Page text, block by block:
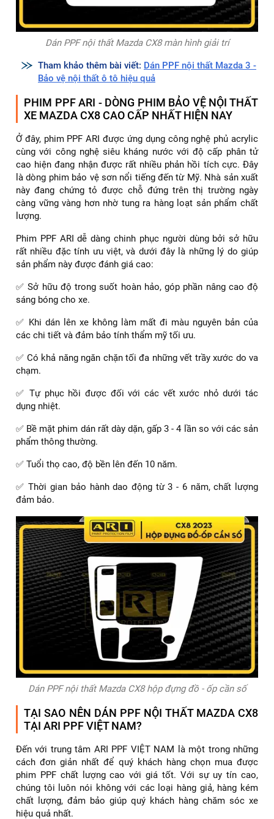
Dán PPF nội thất Mazda CX8 màn hình giải trí
Tham khảo thêm bài viết: Dán PPF nội thất Mazda 3 -
Bảo vệ nội thất ô tô hiệu quả
PHIM PPF ARI - DÒNG PHIM BẢO VỆ NỘI THẤT
XE MAZDA CX8 CAO CẤP NHẤT HIỆN NAY
Ở đây, phim PPF ARI được ứng dụng công nghệ phủ acrylic
cùng với công nghệ siêu kháng nước với độ cấp phân tử
cao hiện đang nhận được rất nhiều phản hồi tích cực. Đây
là dòng phim bảo vệ sơn nổi tiếng đến từ Mỹ. Nhà sản xuất
này đang chứng tỏ được chỗ đứng trên thị trường ngày
càng vững vàng hơn nhờ tung ra hàng loạt sản phẩm chất
lượng.
Phim PPF ARI dễ dàng chinh phục người dùng bởi sở hữu
rất nhiều đặc tính ưu việt, và dưới đây là những lý do giúp
sản phẩm này được đánh giá cao:
✅ Sở hữu độ trong suốt hoàn hảo, góp phần nâng cao độ
sáng bóng cho xe.
✅ Khi dán lên xe không làm mất đi màu nguyên bản của
các chi tiết và đảm bảo tính thẩm mỹ tối ưu.
✅ Có khả năng ngăn chặn tối đa những vết trầy xước do va
chạm.
✅ Tự phục hồi được đối với các vết xước nhỏ dưới tác
dụng nhiệt.
✅ Bề mặt phim dán rất dày dặn, gấp 3 - 4 lần so với các sản
phẩm thông thường.
✅ Tuổi thọ cao, độ bền lên đến 10 năm.
✅ Thời gian bảo hành dao động từ 3 - 6 năm, chất lượng
đảm bảo.
Dán PPF nội thất Mazda CX8 hộp đựng đồ - ốp cần số
TẠI SAO NÊN DÁN PPF NỘI THẤT MAZDA CX8
TẠI ARI PPF VIỆT NAM?
Đến với trung tâm ARI PPF VIỆT NAM là một trong những
cách đơn giản nhất để quý khách hàng chọn mua được
phim PPF chất lượng cao với giá tốt. Với sự uy tín cao,
chúng tôi luôn nói không với các loại hàng giả, hàng kém
chất lượng, đảm bảo giúp quý khách hàng chăm sóc xe
hiệu quả nhất.